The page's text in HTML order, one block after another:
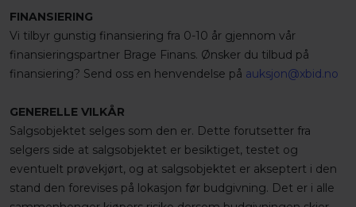
FINANSIERING
Vi tilbyr gunstig finansiering fra 0-10 år gjennom vår
finansieringspartner Brage Finans. Ønsker du tilbud på
finansiering? Send oss en henvendelse på auksjon@xbid.no
GENERELLE VILKÅR
Salgsobjektet selges som den er. Dette forutsetter fra
selgers side at salgsobjektet er besiktiget, testet og
eventuelt prøvekjørt, og at salgsobjektet er akseptert i den
stand den forevises på lokasjon før budgivning. Det er i alle